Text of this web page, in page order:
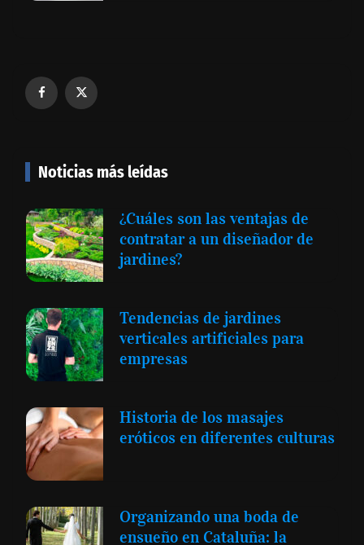
Noticias más leídas
¿Cuáles son las ventajas de
contratar a un diseñador de
jardines?
Tendencias de jardines
verticales artificiales para
empresas
Historia de los masajes
eróticos en diferentes culturas
Organizando una boda de
ensueño en Cataluña: la